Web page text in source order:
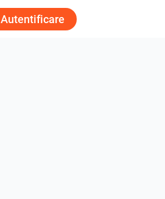
Autentificare